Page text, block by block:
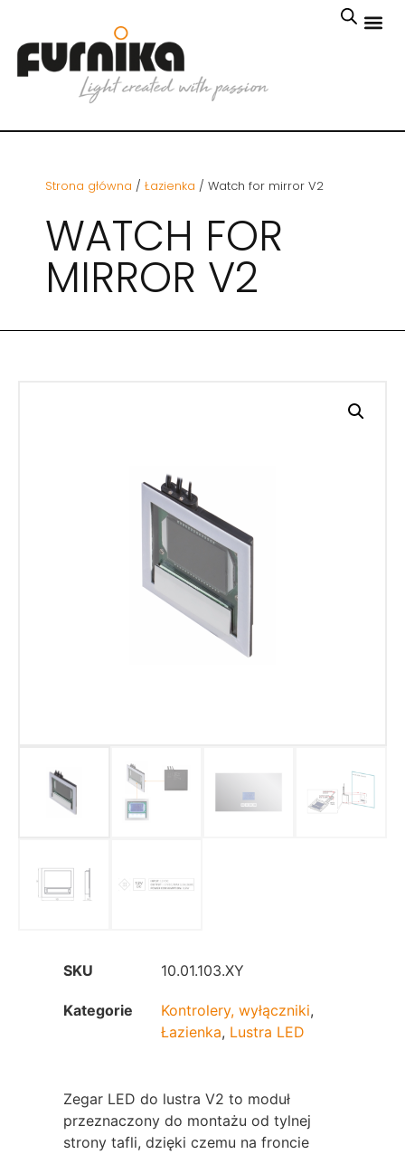
Strona główna / Łazienka / Watch for mirror V2
WATCH FOR
MIRROR V2
SKU 10.01.103.XY
Kategorie Kontrolery, wyłączniki,
Łazienka, Lustra LED
Zegar LED do lustra V2 to moduł
przeznaczony do montażu od tylnej
strony tafli, dzięki czemu na froncie